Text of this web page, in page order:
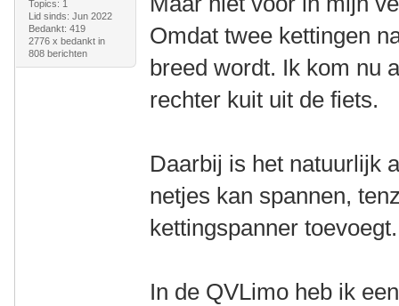
Topics: 1
Lid sinds: Jun 2022
Bedankt: 419
2776 x bedankt in
808 berichten
Omdat twee kettingen
breed wordt. Ik kom nu
rechter kuit uit de fiets.
Daarbij is het natuurlijk
netjes kan spannen,
kettingspanner toevoegt.
In de QVLimo heb ik